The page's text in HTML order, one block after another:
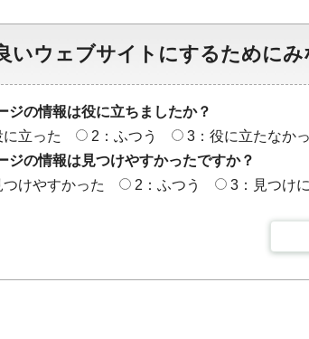
いウェブサイトにするために
ジの情報は役に立ちましたか？
に立った
2：ふつう
3：役に立たなか
ジの情報は見つけやすかったですか？
つけやすかった
2：ふつう 3：見つけ